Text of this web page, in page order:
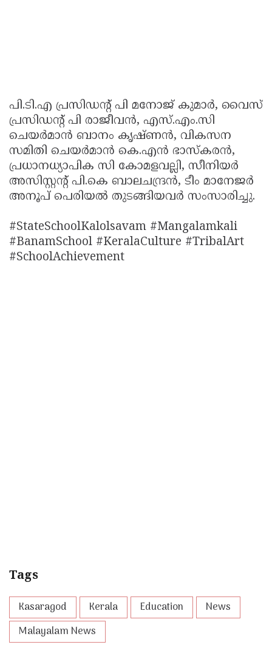
പി.ടി.എ പ്രസിഡന്റ് പി മനോജ് കുമാർ, വൈസ്
പ്രസിഡന്റ് പി രാജീവൻ, എസ്.എം.സി
ചെയർമാൻ ബാനം കൃഷ്ണൻ, വികസന
സമിതി ചെയർമാൻ കെ.എൻ ഭാസ്‌കരൻ,
പ്രധാനധ്യാപിക സി കോമളവല്ലി, സീനിയർ
അസിസ്റ്റന്റ് പി.കെ ബാലചന്ദ്രൻ, ടീം മാനേജർ
അനൂപ് പെരിയൽ തുടങ്ങിയവർ സംസാരിച്ചു.
#StateSchoolKalolsavam #Mangalamkali
#BanamSchool #KeralaCulture #TribalArt
#SchoolAchievement
Tags
Kasaragod Kerala Education
News
Malayalam News